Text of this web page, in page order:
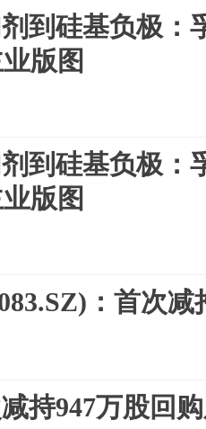
到硅基负极：
版图
到硅基负极：
版图
：首次
持947万股回